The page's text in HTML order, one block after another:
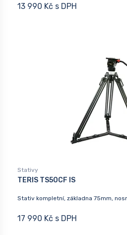
13 990 Kč s DPH
Stativy
TERIS TS50CF IS
Stativ kompletní, základna 75mm,
17 990 Kč s DPH